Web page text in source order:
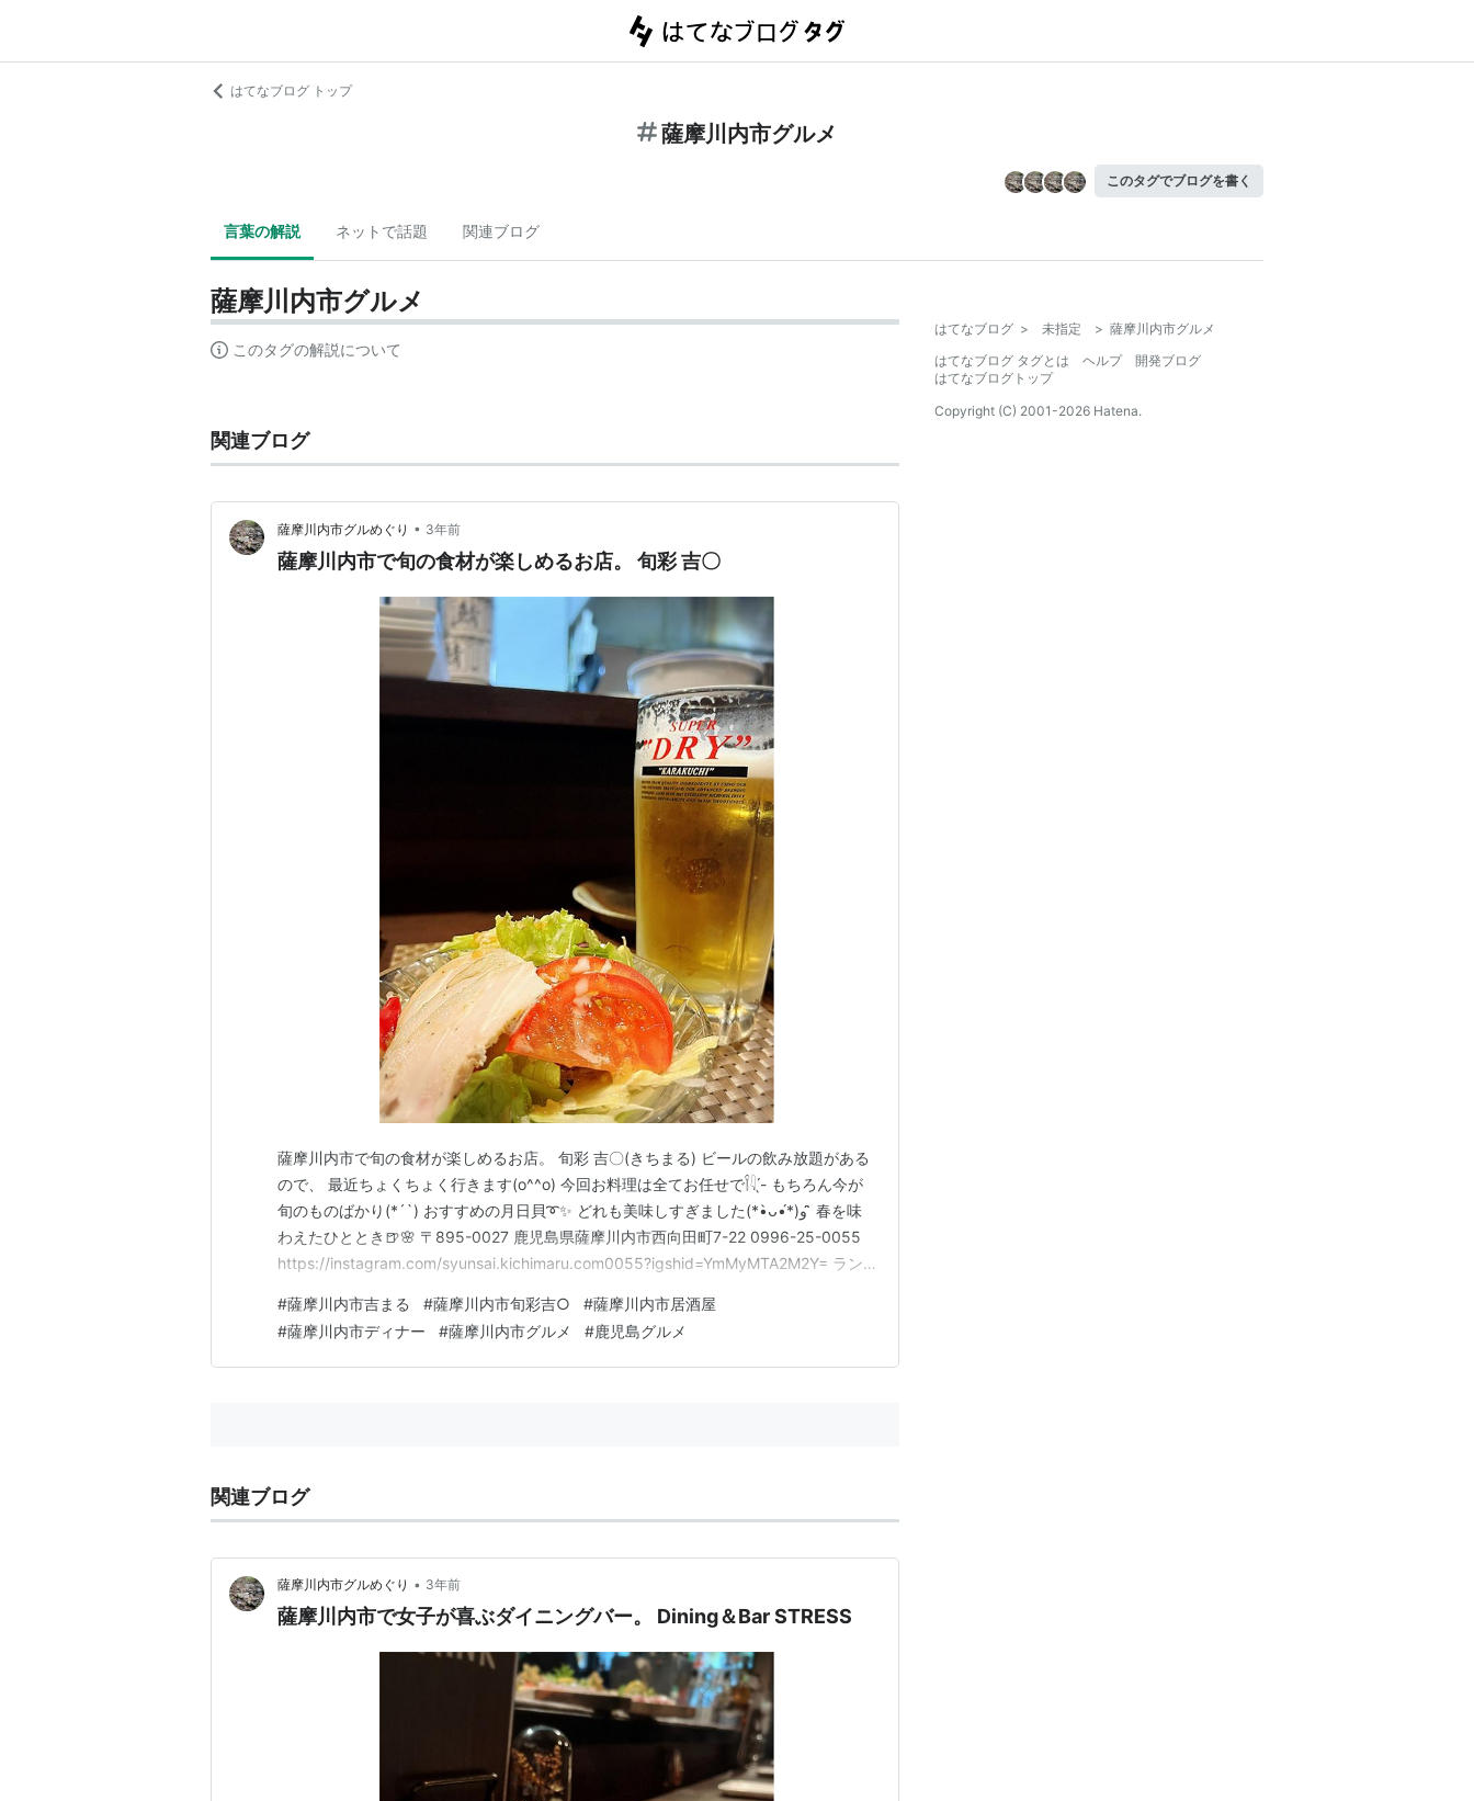
はてなブログ トップ
薩摩川内市グルメ
このタグでブログを書く
言葉の解説 ネットで話題 関連ブログ
薩摩川内市グルメ
このタグの解説について
関連ブログ
薩摩川内市グルめぐり • 3年前
薩摩川内市で旬の食材が楽しめるお店。 旬彩 吉〇
薩摩川内市で旬の食材が楽しめるお店。 旬彩 吉〇(きちまる) ビールの飲み放題がある
ので、 最近ちょくちょく行きます︎(o^^o) 今回お料理は全てお任せで𓌉𓇋 ̖́- もちろん今が
旬のものばかり(*´`) おすすめの月日貝➰✨ どれも美味しすぎました(*•̀ᴗ•́*)و ̑̑ 春を味
わえたひととき🍺🌸 〒895-0027 鹿児島県薩摩川内市西向田町7-22 0996-25-0055
https://instagram.com/syunsai.kichimaru.com0055?igshid=YmMyMTA2M2Y= ラン
#薩摩川内市吉まる #薩摩川内市旬彩吉○ #薩摩川内市居酒屋
#薩摩川内市ディナー #薩摩川内市グルメ #鹿児島グルメ
関連ブログ
薩摩川内市グルめぐり • 3年前
薩摩川内市で女子が喜ぶダイニングバー。 Dining＆Bar STRESS
はてなブログ > 未指定 > 薩摩川内市グルメ
はてなブログ タグとは
ヘルプ
開発ブログ
はてなブログトップ
Copyright (C) 2001-2026 Hatena.